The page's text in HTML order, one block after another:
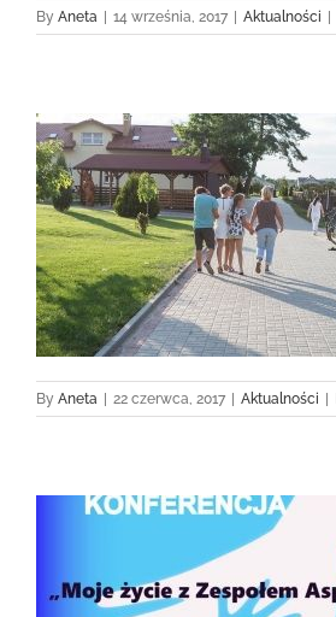
By Aneta 14 września, 2017 Aktualności
By Aneta 22 czerwca, 2017 Aktualności